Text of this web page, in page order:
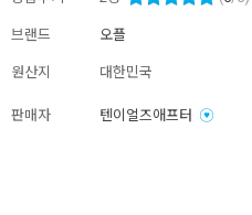
브랜드 오플
원산지 대한민국
판매자 텐이얼즈애프터